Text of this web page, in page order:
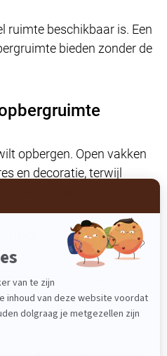
ruimte beschikbaar is. Een
bieden zonder de
opbergen. Open vakken
en decoratie, terwijl
een rustige uitstraling.
van materialen
Kies een kast die
en bestaande meubels.